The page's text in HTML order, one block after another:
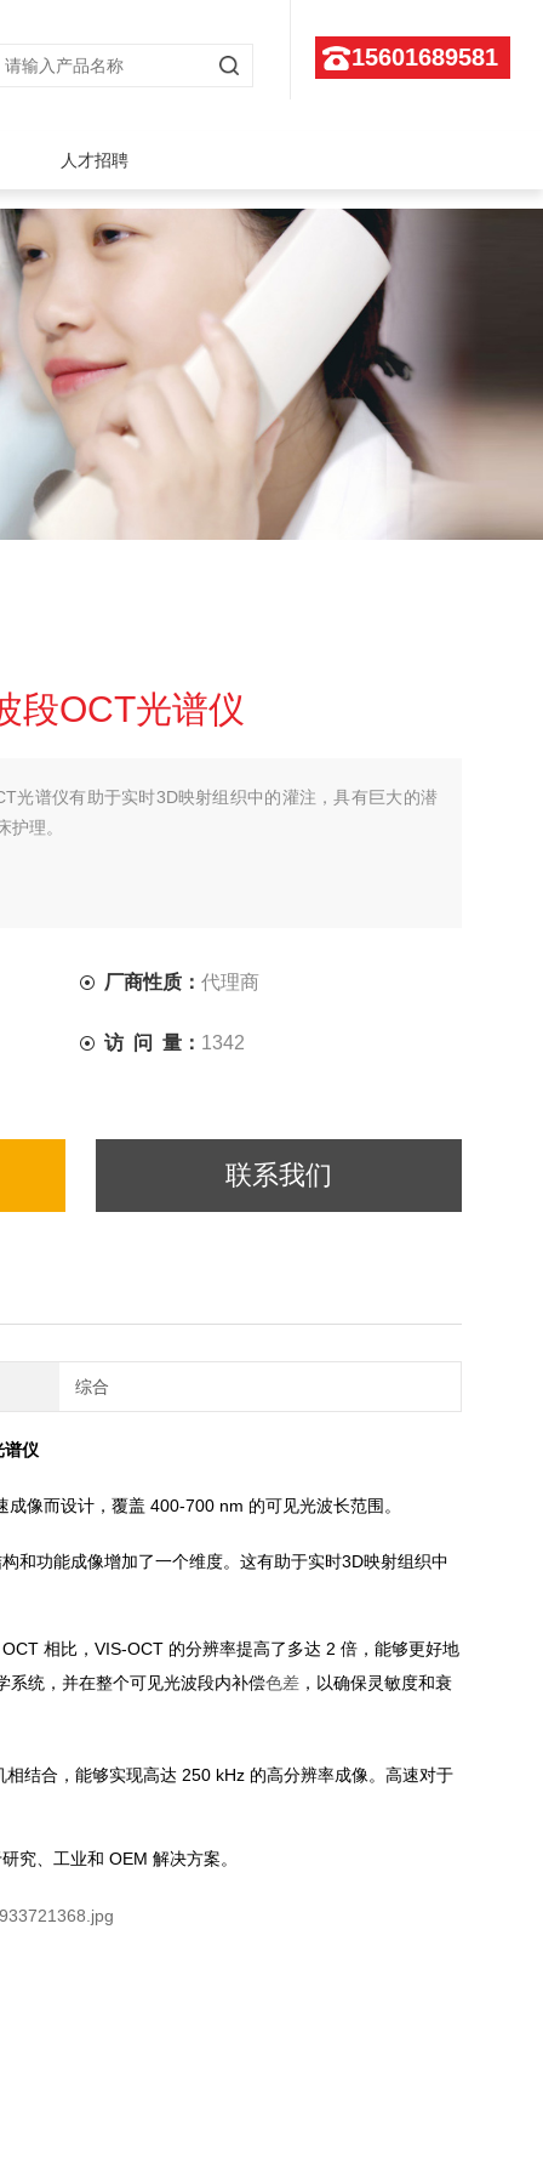
15601689581
人才招聘
段OCT光谱仪
光谱仪有助于实时3D映射组织中的灌注，具有巨大的潜
理。
厂商性质：代理商
访 问 量： 1342
联系我们
综合
谱仪
像而设计，覆盖 400-700 nm 的可见光波长范围。
和功能成像增加了一个维度。这有助于实时3D映射组织中
相比，VIS-OCT 的分辨率提高了多达 2 倍，能够更好地
系统，并在整个可见光波段内补偿色差，以确保灵敏度和衰
结合，能够实现高达 250 kHz 的高分辨率成像。高速对于
究、工业和 OEM 解决方案。